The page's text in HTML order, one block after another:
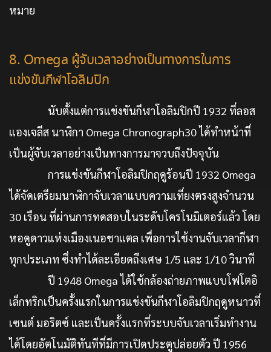
หมาย
8. Omega ผู้จับเวลาอย่างเป็นทางการในการ
แข่งขันกีฬาโอลิมปิก
นับตั้งแต่การแข่งขันกีฬาโอลิมปิกปี 1932 ที่ลอส
แองเจลีส นาฬิกา Omega Chronograph30 ได้ทำหน้าที่
เป็นผู้จับเวลาอย่างเป็นทางการมาจวบถึงปัจจุบัน
การแข่งขันกีฬาโอลิมปิกฤดูร้อนปี 1932 Omega
ได้จัดเตรียมนาฬิกาจับเวลาแบบความเที่ยงตรงสูงจำนวน
30 เรือน ที่ผ่านการทดสอบในระดับโครโนมิเตอร์แล้ว โดย
หอดูดาวแห่งเมืองเนอชาแตล เพื่อการใช้งานจับเวลากีฬา
ทุกประเภท ซึ่งทำได้ละเอียดถึงเศษ 1/5 และ 1/10 วินาที
ปี 1948 Omega ได้ใช้กล้องถ่ายภาพแบบโฟโตอิ
เล็กทริกเป็นครั้งแรกในการแข่งขันกีฬาโอลิมปิกฤดูหนาวที่
เซนต์ มอริตซ์ และเป็นครั้งแรกที่ระบบจับเวลาเริ่มทำงาน
ได้โดยอัตโนมัติทันทีที่มีการเปิดประตูปล่อยตัว ปี 1956